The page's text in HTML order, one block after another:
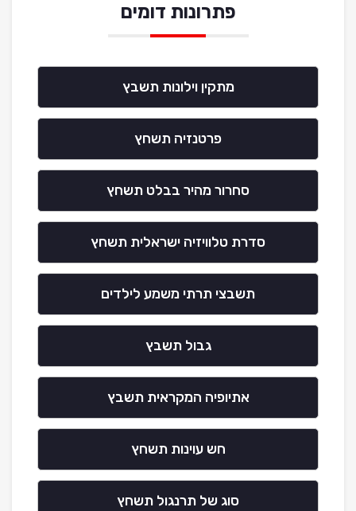
פתרונות דומים
מתקין וילונות תשבץ
פרטנזיה תשחץ
סחרור מהיר בבלט תשחץ
סדרת טלוויזיה ישראלית תשחץ
תשבצי תרתי משמע לילדים
גבול תשבץ
אתיופיה המקראית תשבץ
חש עוינות תשחץ
סוג של תרנגול תשחץ